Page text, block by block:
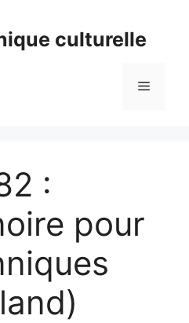
culturelle
Menu
:
pour